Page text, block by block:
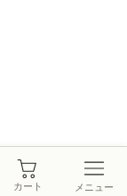
検索
カート メニュー